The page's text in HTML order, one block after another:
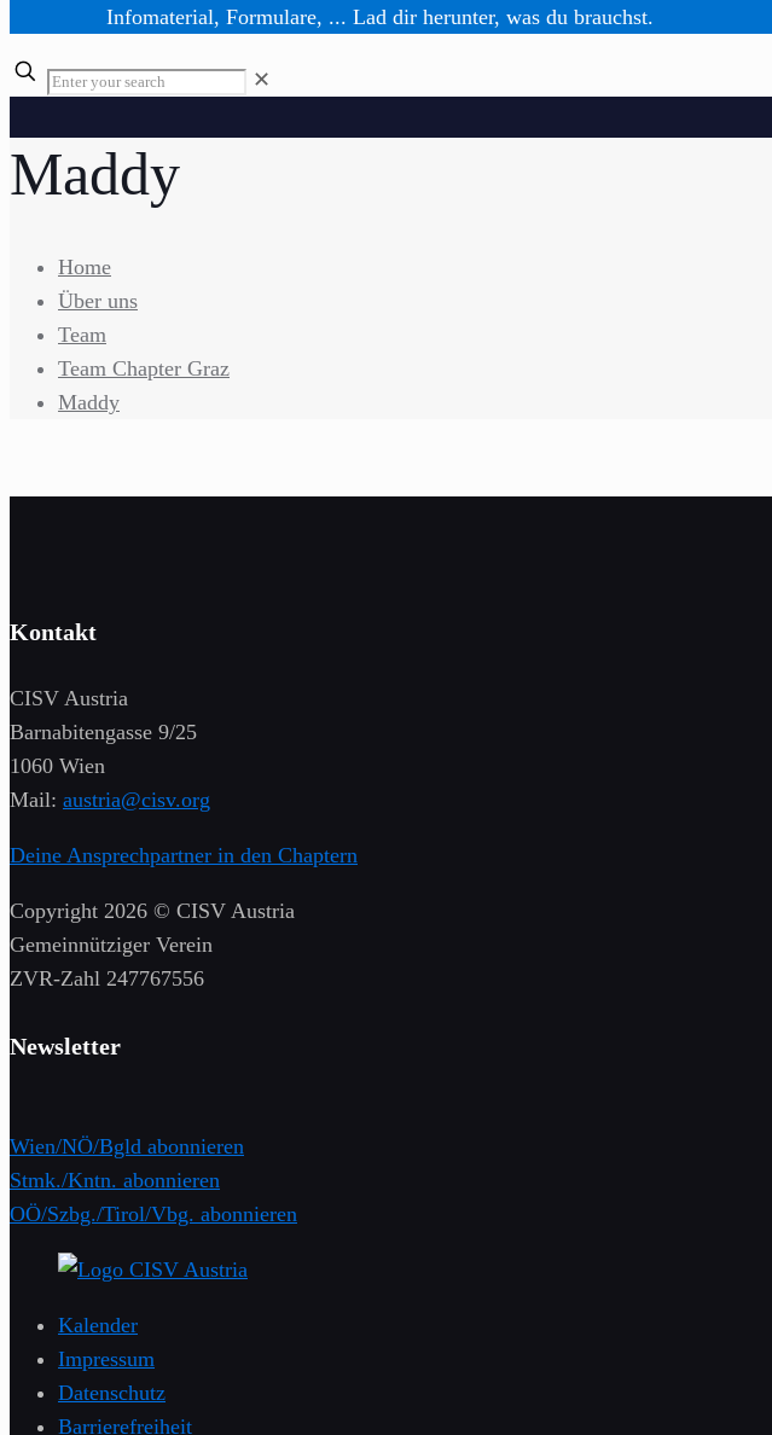
Infomaterial, Formulare, ... Lad dir herunter, was du brauchst.
✕
Maddy
Home
Über uns
Team
Team Chapter Graz
Maddy
Kontakt
CISV Austria
Barnabitengasse 9/25
1060 Wien
Mail: austria@cisv.org
Deine Ansprechpartner in den Chaptern
Copyright 2026 © CISV Austria
Gemeinnütziger Verein
​ZVR-Zahl 247767556
Newsletter
Wien/NÖ/Bgld abonnieren
Stmk./Kntn. abonnieren
OÖ/Szbg./Tirol/Vbg. abonnieren
Kalender
Impressum
Datenschutz
Barrierefreiheit